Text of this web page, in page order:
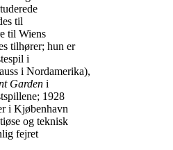
til
til Wiens
tilhører; hun er
i
i Nordamerika),
Garden i
1928
i Kjøbenhavn
og teknisk
fejret